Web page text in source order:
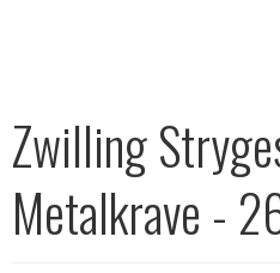
Zwilling
Metalkrave -